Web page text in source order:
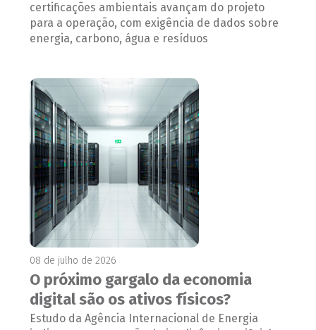
certificações ambientais avançam do projeto
para a operação, com exigência de dados sobre
energia, carbono, água e resíduos
08 de julho de 2026
O próximo gargalo da economia
digital são os ativos físicos?
Estudo da Agência Internacional de Energia